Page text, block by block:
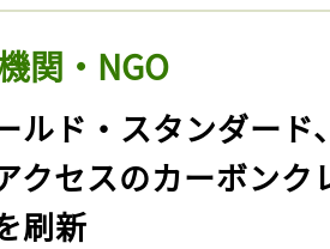
関・NGO
ルド・スタンダード
クセスのカーボンク
刷新